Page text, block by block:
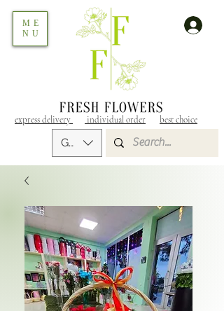
GEL (GEL)
express delivery individual order best choice
ME
NU